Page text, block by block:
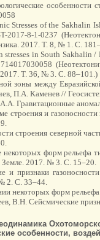
Stresses of the Sakhalin
2017-8-1-0237
2017. Т. 8, № 1. С.
stresses in South Sakhalin
2017. Т. 36, № 3. С. 88–101.)
зоны между
П.А. Каменев //
Гравитационные
строения и
строения северной
форм рельефа
2017. № 3. С. 15–20.
признаки
2. С. 33–44.
некоторых форм
В.Н. Сейсмические
особенности,